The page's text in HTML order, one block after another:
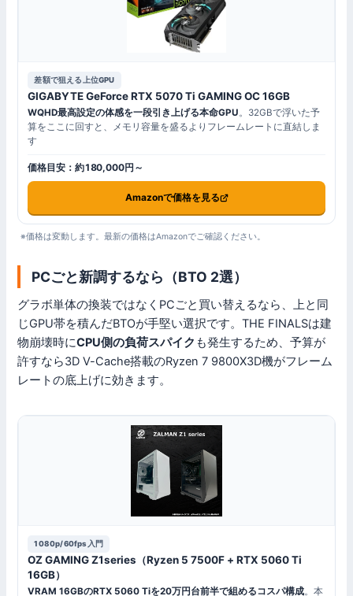
差額で狙える上位GPU
GIGABYTE GeForce RTX 5070 Ti GAMING OC 16GB
WQHD最高設定の体感を一段引き上げる本命GPU。32GBで浮いた予
算をここに回すと、メモリ容量を盛るよりフレームレートに直結しま
す
価格目安：約180,000円～
Amazonで価格を見る
※価格は変動します。最新の価格はAmazonでご確認ください。
PCごと新調するなら（BTO 2選）
グラボ単体の換装ではなくPCごと買い替えるなら、上と同
じGPU帯を積んだBTOが手堅い選択です。THE FINALSは建
物崩壊時にCPU側の負荷スパイク も発生するため、予算が
許すなら3D V-Cache搭載のRyzen 7 9800X3D機がフレーム
レートの底上げに効きます。
1080p/60fps入門
OZ GAMING Z1series（Ryzen 5 7500F + RTX 5060 Ti
16GB）
VRAM 16GBのRTX 5060 Tiを20万円台前半で組めるコスパ構成。本